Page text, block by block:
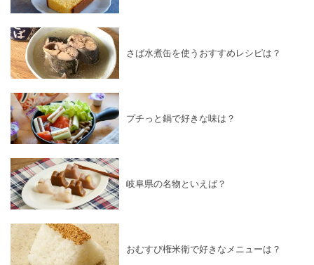
さば水煮缶を使うおすすめレシピは？
プチっと鍋で好きな味は？
岐阜県の名物といえば？
おむすび権米衛で好きなメニューは？